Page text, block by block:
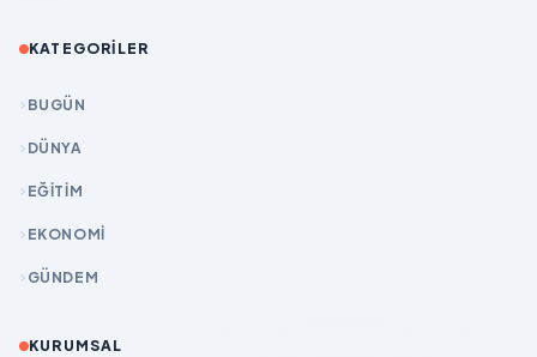
KATEGORILER
BUGÜN
DÜNYA
EĞİTİM
EKONOMİ
GÜNDEM
KURUMSAL